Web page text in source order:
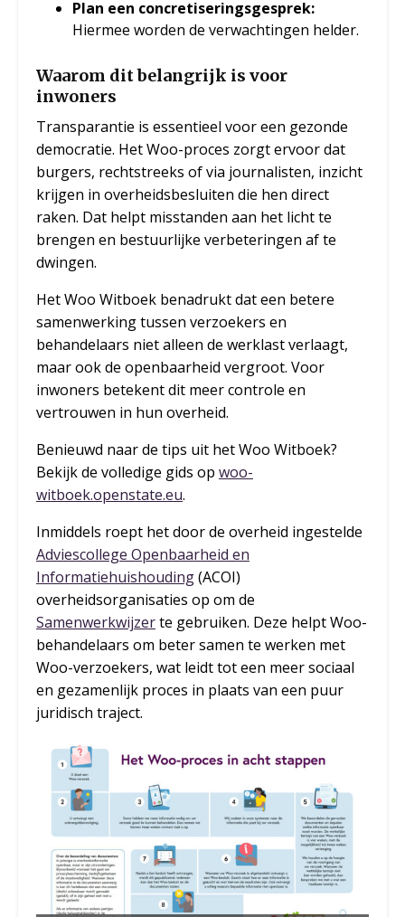
Plan een concretiseringsgesprek:
Hiermee worden de verwachtingen helder.
Waarom dit belangrijk is voor
inwoners
Transparantie is essentieel voor een gezonde
democratie. Het Woo-proces zorgt ervoor dat
burgers, rechtstreeks of via journalisten, inzicht
krijgen in overheidsbesluiten die hen direct
raken. Dat helpt misstanden aan het licht te
brengen en bestuurlijke verbeteringen af te
dwingen.
Het Woo Witboek benadrukt dat een betere
samenwerking tussen verzoekers en
behandelaars niet alleen de werklast verlaagt,
maar ook de openbaarheid vergroot. Voor
inwoners betekent dit meer controle en
vertrouwen in hun overheid.
Benieuwd naar de tips uit het Woo Witboek?
Bekijk de volledige gids op woo-
witboek.openstate.eu.
Inmiddels roept het door de overheid ingestelde
Adviescollege Openbaarheid en
Informatiehuishouding(ACOI)
overheidsorganisaties op om de
Samenwerkwijzerte gebruiken. Deze helpt Woo-
behandelaars om beter samen te werken met
Woo-verzoekers, wat leidt tot een meer sociaal
en gezamenlijk proces in plaats van een puur
juridisch traject.